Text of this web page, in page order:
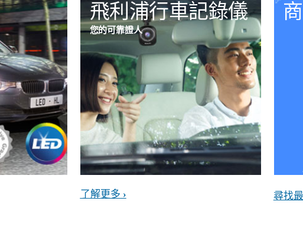
飛利浦行車記錄儀
您的可靠證人
了解更多 尋找